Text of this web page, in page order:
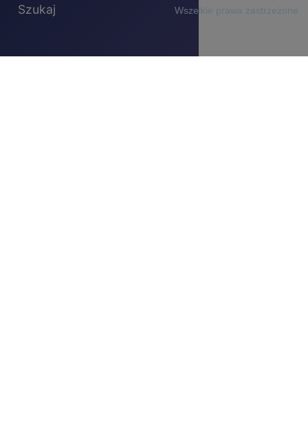
Szukaj
Wszelkie prawa zastrzeżone